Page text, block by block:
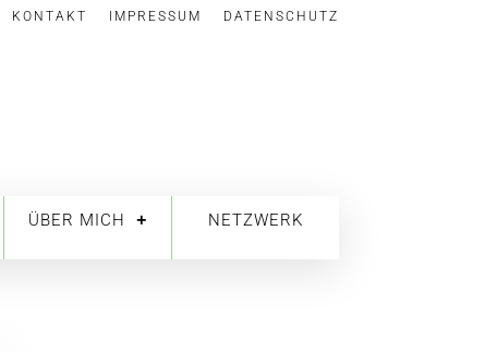
KONTAKT IMPRESSUM DATENSCHUTZ
ÜBER MICH NETZWERK